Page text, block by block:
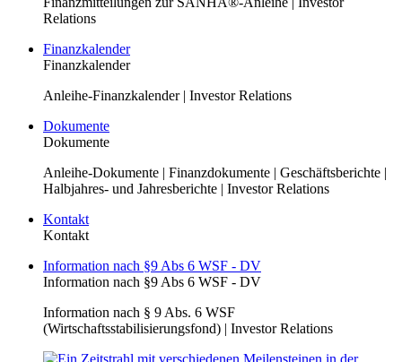
Relations
Finanzkalender
Finanzkalender
Anleihe-Finanzkalender | Investor Relations
Dokumente
Dokumente
Anleihe-Dokumente | Finanzdokumente | Geschäftsberichte |
Halbjahres- und Jahresberichte | Investor Relations
Kontakt
Kontakt
Information nach §9 Abs 6 WSF - DV
Information nach §9 Abs 6 WSF - DV
Information nach § 9 Abs. 6 WSF
(Wirtschaftsstabilisierungsfond) | Investor Relations